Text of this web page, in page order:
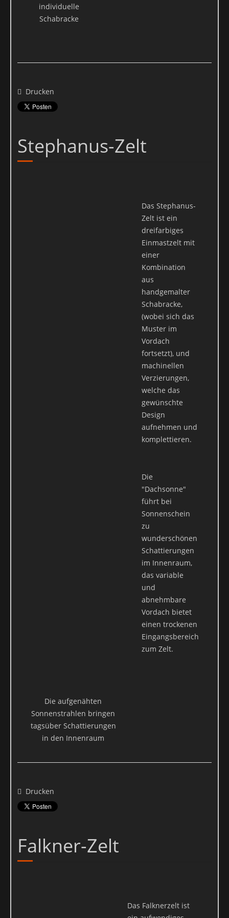
Speicherung widerrufen oder der Zweck für die Datenspeicherung
entfällt (z.B. nach abgeschlossener Bearbeitung Ihrer Anfrage).
individuelle
Schabracke
Drucken
Stephanus-Zelt
Das Stephanus-
Zelt ist ein
dreifarbiges
Einmastzelt mit
einer
Kombination
aus
handgemalter
Schabracke,
(wobei sich das
Muster im
Vordach
fortsetzt), und
machinellen
Verzierungen,
welche das
gewünschte
Design
aufnehmen und
komplettieren.
Die
"Dachsonne"
führt bei
Sonnenschein
zu
wunderschönen
Schattierungen
im Innenraum,
das variable
und
abnehmbare
Vordach bietet
einen trockenen
Eingangsbereich
zum Zelt.
Die aufgenähten
Sonnenstrahlen bringen
tagsüber Schattierungen
in den Innenraum
Drucken
Falkner-Zelt
Das Falknerzelt ist